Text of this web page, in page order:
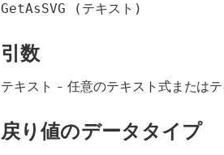
GetAsSVG (テキスト)
引数
テキスト - 任意のテキスト式または
戻り値のデータタイプ